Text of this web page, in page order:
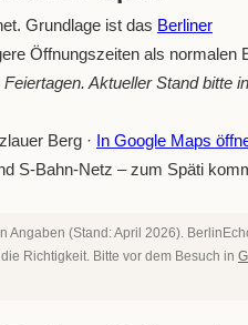
Grundlage ist das Berliner
Öffnungszeiten als normalen
Aktueller Stand bitte in
Berg · In Google Maps
S-Bahn-Netz – zum Späti
(Stand: April 2026).
Richtigkeit. Bitte vor dem Besuch in